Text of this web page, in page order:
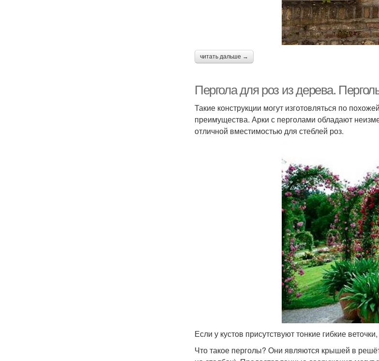
читать дальше →
Пергола для роз из дерева.
Такие конструкции могут изготовляться по
преимущества. Арки с перголами обладают
отличной вместимостью для стеблей роз.
Если у кустов присутствуют тонкие гибкие
Что такое перголы? Они являются крышей в